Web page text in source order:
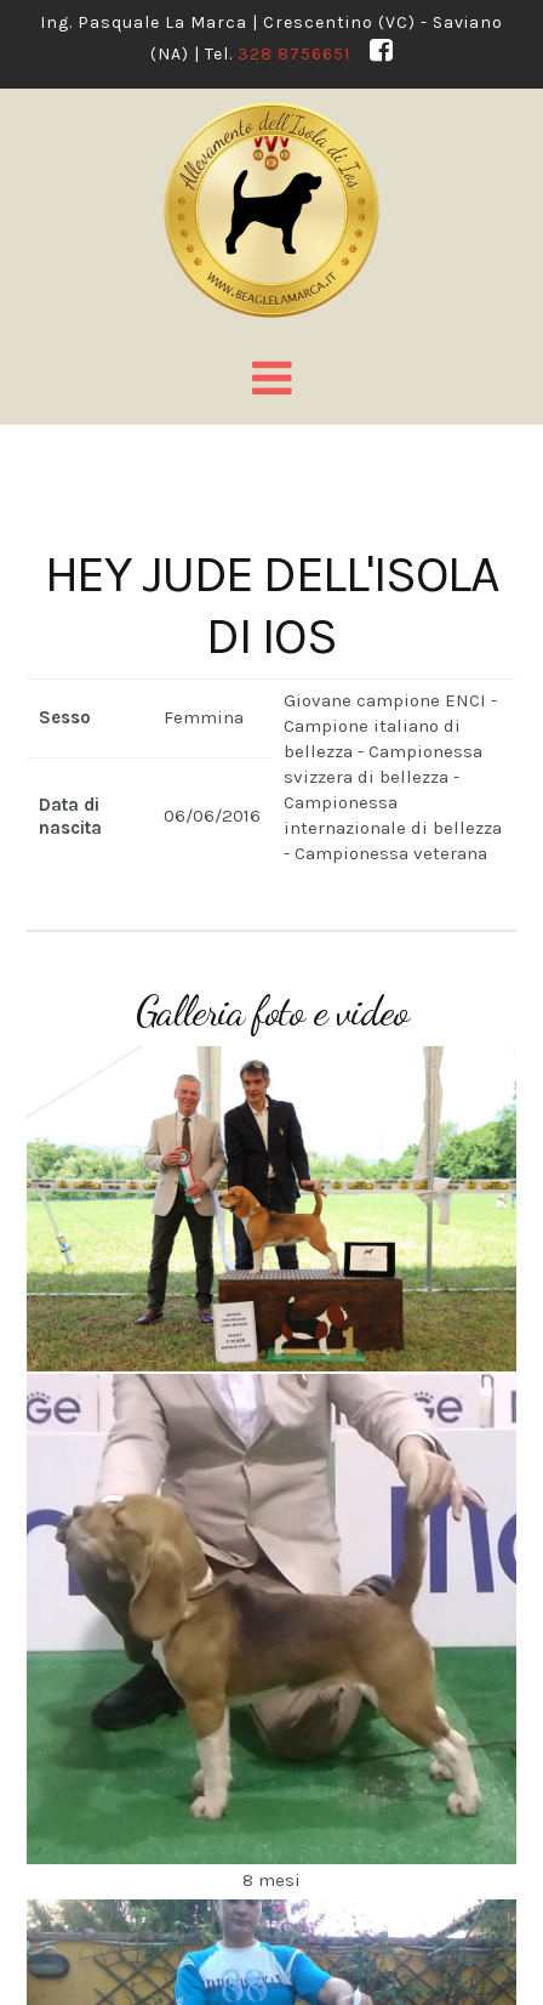
Ing. Pasquale La Marca | Crescentino (VC) - Saviano
(NA) | Tel. 328 8756651
Navigation
HEY JUDE DELL'ISOLA
DI IOS
Sesso Femmina
Giovane campione ENCI -
Campione italiano di
bellezza - Campionessa
svizzera di bellezza -
Campionessa
internazionale di bellezza
- Campionessa veterana
Data di
nascita
06/06/2016
Galleria foto e video
8 mesi